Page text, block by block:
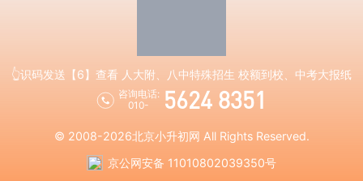
👆识码发送【6】查看 人大附、八中特殊招生 校额到校、中考大报纸
咨询电话:
010-
5624 8351
© 2008-2026北京小升初网 All Rights Reserved.
京公网安备 11010802039350号